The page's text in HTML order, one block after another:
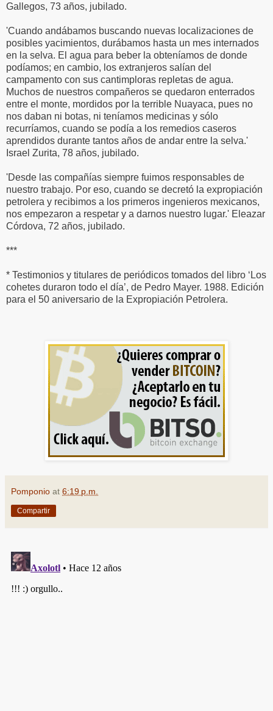
Gallegos, 73 años, jubilado.
'Cuando andábamos buscando nuevas localizaciones de
posibles yacimientos, durábamos hasta un mes internados
en la selva. El agua para beber la obteníamos de donde
podíamos; en cambio, los extranjeros salían del
campamento con sus cantimploras repletas de agua.
Muchos de nuestros compañeros se quedaron enterrados
entre el monte, mordidos por la terrible Nuayaca, pues no
nos daban ni botas, ni teníamos medicinas y sólo
recurríamos, cuando se podía a los remedios caseros
aprendidos durante tantos años de andar entre la selva.'
Israel Zurita, 78 años, jubilado.
'Desde las compañías siempre fuimos responsables de
nuestro trabajo. Por eso, cuando se decretó la expropiación
petrolera y recibimos a los primeros ingenieros mexicanos,
nos empezaron a respetar y a darnos nuestro lugar.' Eleazar
Córdova, 72 años, jubilado.
***
* Testimonios y titulares de periódicos tomados del libro ‘Los
cohetes duraron todo el día’, de Pedro Mayer. 1988. Edición
para el 50 aniversario de la Expropiación Petrolera.
Pomponio at 6:19 p.m.
Compartir